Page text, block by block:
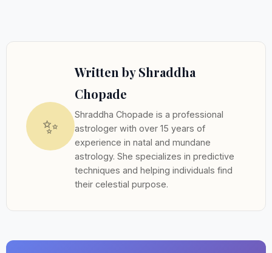
✨
Written by Shraddha
Chopade
Shraddha Chopade is a professional
astrologer with over 15 years of
experience in natal and mundane
astrology. She specializes in predictive
techniques and helping individuals find
their celestial purpose.